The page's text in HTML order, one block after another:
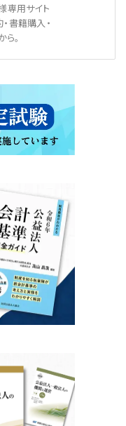
専用サイト
書籍購入・
。